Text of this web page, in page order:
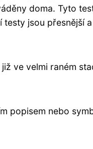
doma. Tyto
jsou přesnější
ve velmi raném
popisem nebo